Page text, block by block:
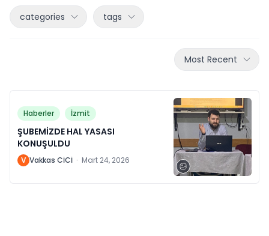
categories tags
Most Recent
Haberler İzmit
ŞUBEMİZDE HAL YASASI
KONUŞULDU
V Vakkas CİCİ · Mart 24, 2026